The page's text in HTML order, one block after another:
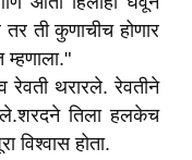
ती कुणाचीच होणार
थरारले. रेवतीने
तिला हलकेच
विश्वास होता.